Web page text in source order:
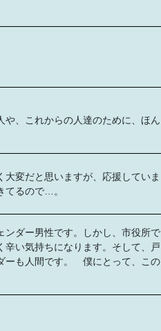
、これからの人達のために、ほん
変だと思いますが、応援していま
てるので…。
ンダー男性です。しかし、市役所で
い気持ちになります。そして、戸
ーも人間です。 僕にとって、この